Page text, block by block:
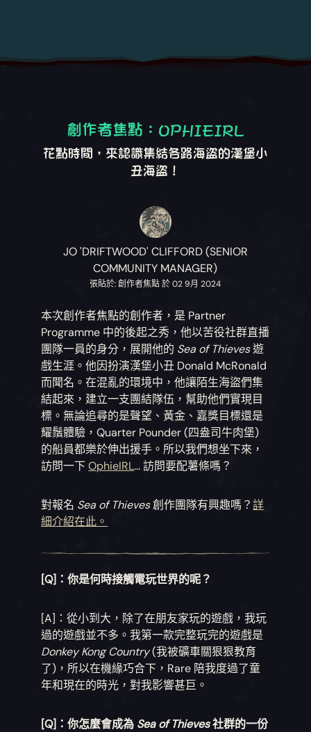
創作者焦點：OPHIEIRL
花點時間，來認識集結各路海盜的漢堡小
丑海盜！
JO 'DRIFTWOOD' CLIFFORD (SENIOR
COMMUNITY MANAGER)
張貼於: 創作者焦點 於 02 9月 2024
本次創作者焦點的創作者，是 Partner
Programme 中的後起之秀，他以苦役社群直播
團隊一員的身分，展開他的 Sea of Thieves遊
戲生涯。他因扮演漢堡小丑 Donald McRonald
而聞名。在混亂的環境中，他讓陌生海盜們集
結起來，建立一支團結隊伍，幫助他們實現目
標。無論追尋的是聲望、黃金、嘉獎目標還是
耀鬚體驗，Quarter Pounder (四盎司牛肉堡)
的船員都樂於伸出援手。所以我們想坐下來，
訪問一下OphieIRL... 訪問要配薯條嗎？
對報名 Sea of Thieves創作團隊有興趣嗎？詳
細介紹在此。
[Q]：你是何時接觸電玩世界的呢？
[A]：從小到大，除了在朋友家玩的遊戲，我玩
過的遊戲並不多。我第一款完整玩完的遊戲是
Donkey Kong Country(我被礦車關狠狠教育
了)，所以在機緣巧合下，Rare 陪我度過了童
年和現在的時光，對我影響甚巨。
[Q]：你怎麼會成為 Sea of Thieves社群的一份